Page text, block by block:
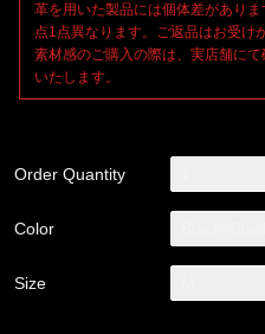
革を用いた製品には個体差があり
点1点異なります。ご返品はお受け
素材感のご購入の際は、実店舗に
いたします。
Order Quantity
Color
Size